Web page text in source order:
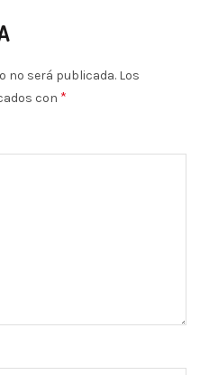
no será publicada. Los
con *